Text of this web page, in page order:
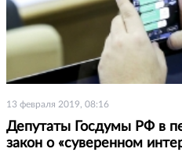
13 февраля 2019, 08:16
Депутаты Госдумы РФ в
закон о «суверенном